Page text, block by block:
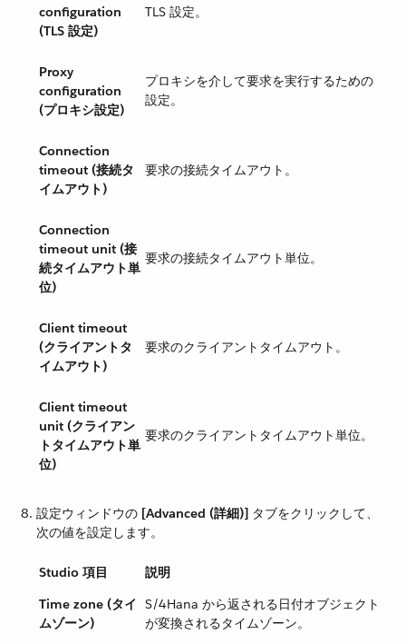
configuration
(TLS 設定)
TLS 設定。
Proxy
configuration
(プロキシ設定)
プロキシを介して要求を実行するための
設定。
Connection
timeout (接続タ
イムアウト)
要求の接続タイムアウト。
Connection
timeout unit (接
続タイムアウト単
位)
要求の接続タイムアウト単位。
Client timeout
(クライアントタ
イムアウト)
要求のクライアントタイムアウト。
Client timeout
unit (クライアン
トタイムアウト単
位)
要求のクライアントタイムアウト単位。
設定ウィンドウの ​ [Advanced (詳細)] ​ タブをクリックして、
次の値を設定します。
Studio 項目
説明
Time zone (タイ
ムゾーン)
S/4Hana から返される日付オブジェクト
が変換されるタイムゾーン。